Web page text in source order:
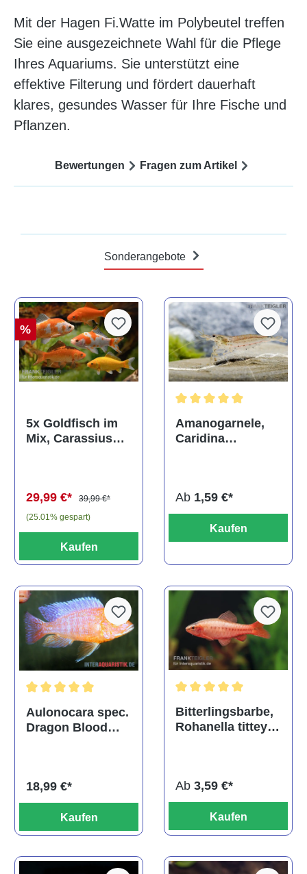
Mit der Hagen Fi.Watte im Polybeutel treffen
Sie eine ausgezeichnete Wahl für die Pflege
Ihres Aquariums. Sie unterstützt eine
effektive Filterung und fördert dauerhaft
klares, gesundes Wasser für Ihre Fische und
Pflanzen.
Bewertungen Fragen zum Artikel
Sonderangebote
%
5x Goldfisch im
Mix, Carassius
29,99 €*
39,99 €*
(25.01% gespart)
Kaufen
Amanogarnele,
Caridina
Ab 1,59 €*
Kaufen
Durchschnittliche Bewertung von 5 von 5 Sternen
Aulonocara spec.
Dragon Blood
18,99 €*
Kaufen
Bitterlingsbarbe,
Rohanella titteya,
Ab 3,59 €*
Kaufen